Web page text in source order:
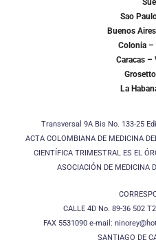
Sao
Buenos
Colonia –
Caracas –
La
Transversal 9A Bis No. 133-25
ACTA COLOMBIANA DE MEDICINA
CIENTÍFICA TRIMESTRAL ES EL
ASOCIACIÓN DE MEDICINA
CALLE 4D No. 89-36 502
FAX 5531090 e-mail:
SANTIAGO DE